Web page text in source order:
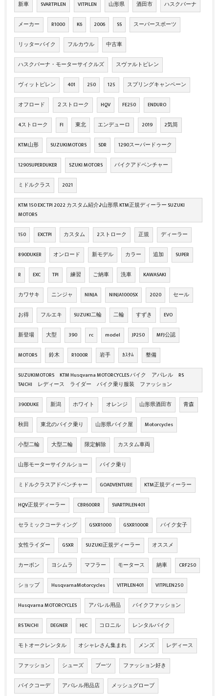
新車 SVARTPILEN VITPILEN 山形県 酒田市 ハスクバーナ
メーカー R1000 K6 2006 SS スーパースポーツ
リッターバイク フルカウル 中古車
ハスクバーナ・モーターサイクルズ スヴァルトピレン
ヴィットピレン 401 250 125 スプリングキャンペーン
オフロード ２ストローク HQV FE250 ENDURO
4ストローク FI 東北 エンデューロ 2019 2気筒
KTM山形 SUZUKIMOTORS SDR 1290スーパードゥーク
1290SUPERDUKER SZUKI MOTORS バイクアドベンチャー
ミドルクラス 2021
KTM 150 EXC TPI 2022 カスタム紹介♪山形県 KTM正規ディーラー SUZUKI
MOTORS
150 EXCTPI カスタム 2ストローク 正規 ディーラー
890DUKER オンロード 新モデル カラー 追加 SUPER
R EXC TPI 練習 ご納車 洗車 KAWASAKI
カワサキ ニンジャ NINJA NINJA1000SX 2020 セール
お得 フルエキ SUZUKI二輪 二輪 すずき EVO
新登場 大型 390 rc model JP250 MFJ公認
MOTORS 鈴木 R1000R 岩手 ｶｽﾀﾑ 整備
SUZUKIMOTORS KTM Husqvarna MOTORCYCLES バイク アパレル RS
TAICHI レディース ライダー バイク乗り服装 ファッション
390DUKE 新潟 ホワイト オレンジ 山形県酒田市 青森
秋田 東北のバイク乗り 山形県バイク屋 Motorcycles
小型二輪 大型二輪 限定解除 カスタム車両
山形モーターサイクルショー バイク乗り
ミドルクラスアドベンチャー GOADVENTURE KTM正規ディーラー
HQV正規ディーラー CBR600RR SVARTPILEN401
セラミックコーティング GSXR1000 GSXR1000R バイク女子
女性ライダー GSXR SUZUKI正規ディーラー オススメ
カーボン ヨシムラ マフラー モータース 納車 CRF250
ショップ HusqvarnaMotorcycles VITPILEN401 VITPILEN250
Husqvarna MOTORCYCLES アパレル用品 バイクファッション
RS TAICHI DEGNER HJC コロニル レンタルバイク
モトオークレンタル オシャレさん集まれ メンズ レディース
ファッション シューズ ブーツ ファッション好き
バイクコーデ アパレル用品店 メッシュグローブ